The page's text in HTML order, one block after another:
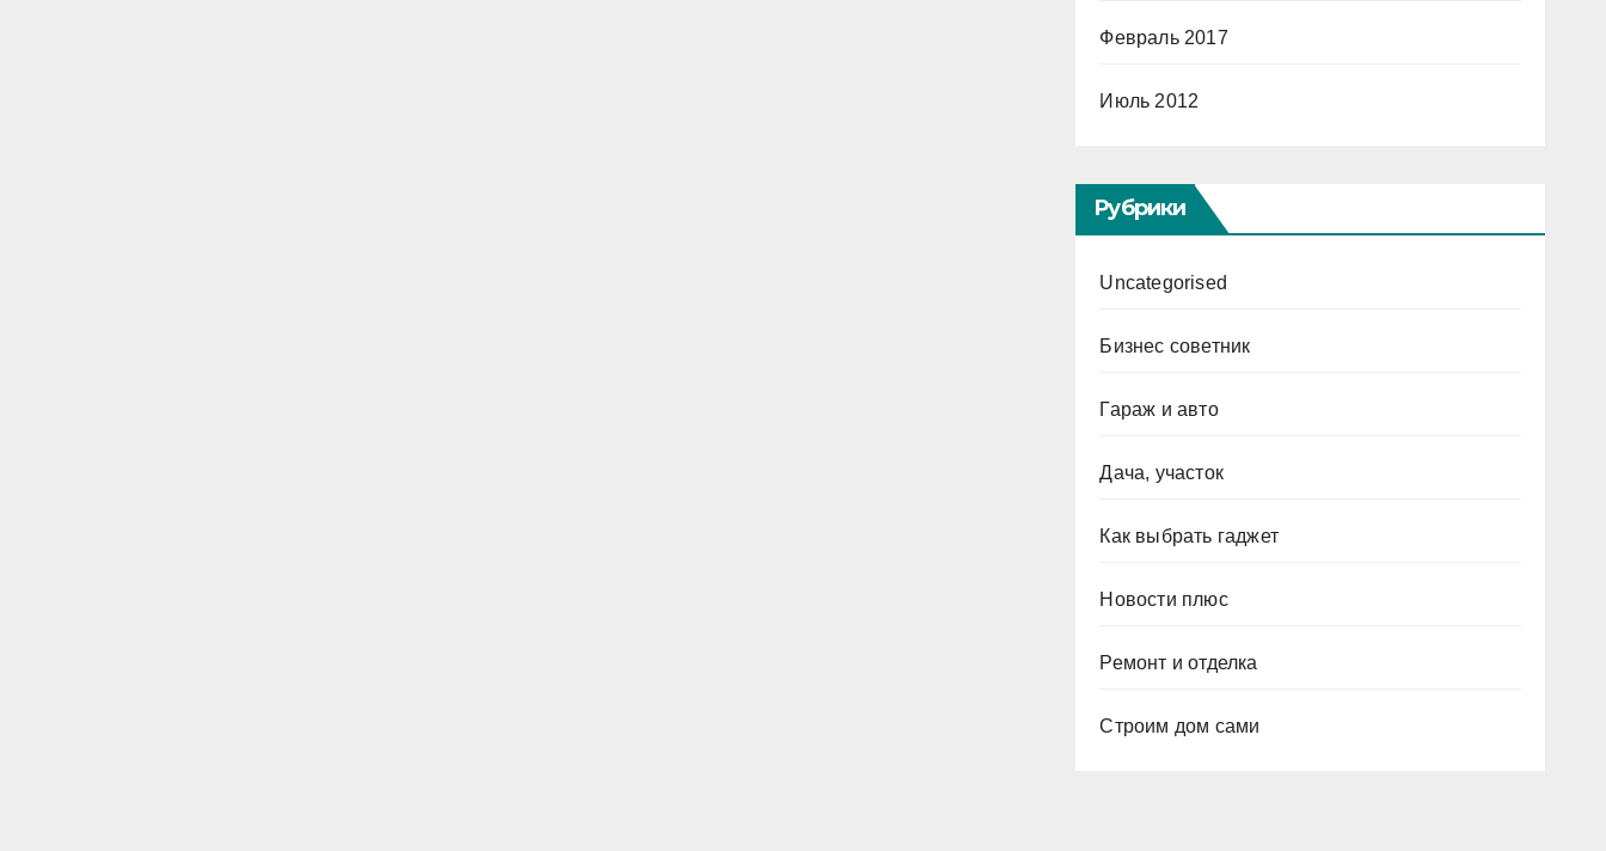
Февраль 2017
Июль 2012
Рубрики
Uncategorised
Бизнес советник
Гараж и авто
Дача, участок
Как выбрать гаджет
Новости плюс
Ремонт и отделка
Строим дом сами